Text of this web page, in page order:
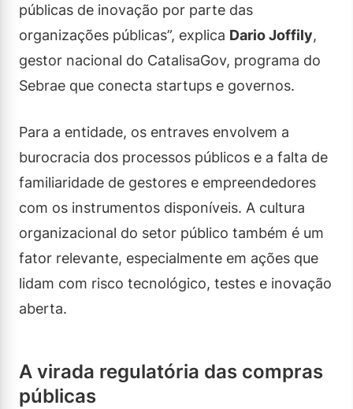
públicas de inovação por parte das
organizações públicas”, explica Dario Joffily,
gestor nacional do CatalisaGov, programa do
Sebrae que conecta startups e governos.
Para a entidade, os entraves envolvem a
burocracia dos processos públicos e a falta de
familiaridade de gestores e empreendedores
com os instrumentos disponíveis. A cultura
organizacional do setor público também é um
fator relevante, especialmente em ações que
lidam com risco tecnológico, testes e inovação
aberta.
A virada regulatória das compras
públicas